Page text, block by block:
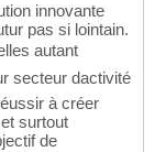
innovante
pas si lointain.
autant
secteur dactivité
à créer
surtout
de